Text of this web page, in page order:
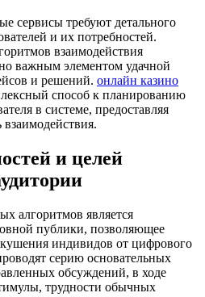
сервисы требуют детального
и их потребностей.
взаимодействия
важным элементом удачной
и решений. онлайн казино
способ к планированию
в системе, предоставляя
взаимодействия.
и целей
алгоритмов является
публики, позволяющее
индивидов от цифрового
серию основательных
обсуждений, в ходе
трудности обычных